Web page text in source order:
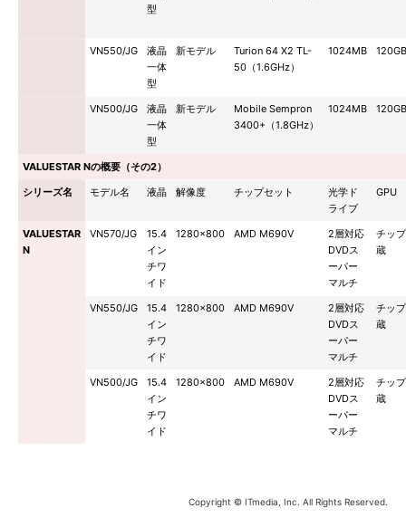
型
VN550/JG
液晶
一体
型
新モデル
Turion 64 X2 TL-
50（1.6GHz）
1024MB
VN500/JG
液晶
一体
型
新モデル
Mobile Sempron
3400+（1.8GHz）
1024MB 120GB
VALUESTAR Nの概要（その2）
シリーズ名
モデル名 液晶 解像度 チップセット
光学ド
ライブ
GPU
VALUESTAR
N
VN570/JG
15.4
イン
チワ
イド
1280×800 AMD M690V
2層対応
DVDス
ーパー
マルチ
チッ
蔵
VN550/JG
15.4
イン
チワ
イド
1280×800 AMD M690V
2層対応
DVDス
ーパー
マルチ
チッ
蔵
VN500/JG
15.4
イン
チワ
イド
1280×800 AMD M690V
2層対応
DVDス
ーパー
マルチ
チッ
蔵
Copyright © ITmedia, Inc. All Rights Reserved.